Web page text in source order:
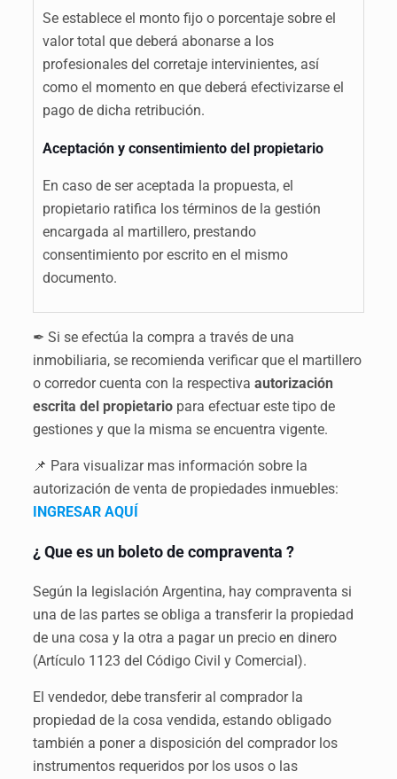
Se establece el monto fijo o porcentaje sobre el
valor total que deberá abonarse a los
profesionales del corretaje intervinientes, así
como el momento en que deberá efectivizarse el
pago de dicha retribución.
Aceptación y consentimiento del propietario
En caso de ser aceptada la propuesta, el
propietario ratifica los términos de la gestión
encargada al martillero, prestando
consentimiento por escrito en el mismo
documento.
✒ Si se efectúa la compra a través de una
inmobiliaria, se recomienda verificar que el martillero
o corredor cuenta con la respectiva autorización
escrita del propietariopara efectuar este tipo de
gestiones y que la misma se encuentra vigente.
📌 Para visualizar mas información sobre la
autorización de venta de propiedades inmuebles:
INGRESAR AQUÍ
¿ Que es un boleto de compraventa ?
Según la legislación Argentina, hay compraventa si
una de las partes se obliga a transferir la propiedad
de una cosa y la otra a pagar un precio en dinero
(Artículo 1123 del Código Civil y Comercial).
El vendedor, debe transferir al comprador la
propiedad de la cosa vendida, estando obligado
también a poner a disposición del comprador los
instrumentos requeridos por los usos o las